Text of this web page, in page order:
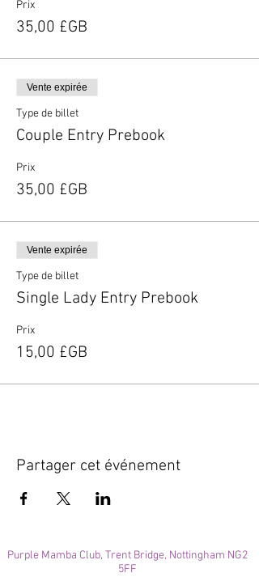
Prix
35,00 £GB
Vente expirée
Type de billet
Couple Entry Prebook
Prix
35,00 £GB
Vente expirée
Type de billet
Single Lady Entry Prebook
Prix
15,00 £GB
Partager cet événement
Purple Mamba Club, Trent Bridge, Nottingham NG2
5FF